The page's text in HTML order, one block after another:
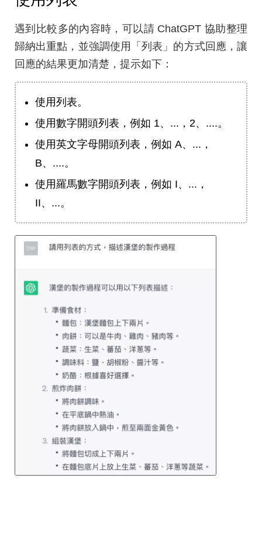
遇到比較多的內容時，可以請 ChatGPT 協助整理
歸納出重點，並強調使用「列表」的方式回應，讓
回應的結果更加清楚，提示如下：
使用列表。
使用數字開頭列表，例如 1、...，2、....。
使用英文字母開頭列表，例如 A、...，
B、....。
使用羅馬數字開頭列表，例如 I、...，
II、...。